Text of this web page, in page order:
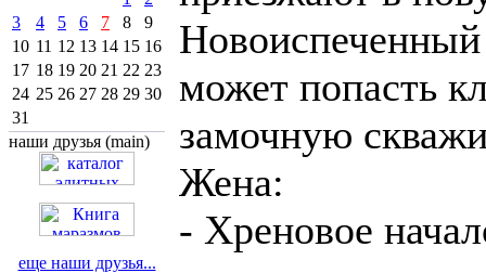
3
4 5 6 7 8
9
10 11 12 13 14 15 16
17 18 19 20 21 22 23
24 25 26 27 28 29 30
31
наши друзья (main)
еще наши друзья...
может попасть
замочную
Жена:
- Хреновое